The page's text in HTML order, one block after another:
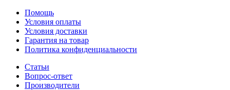
Помощь
Условия оплаты
Условия доставки
Гарантия на товар
Политика конфиденциальности
Статьи
Вопрос-ответ
Производители